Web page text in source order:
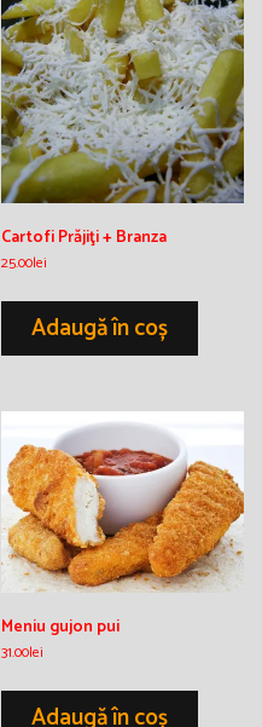
Cartofi Prăjiţi + Branza
25.00lei
Adaugă în coș
Meniu gujon pui
31.00lei
Adaugă în coș